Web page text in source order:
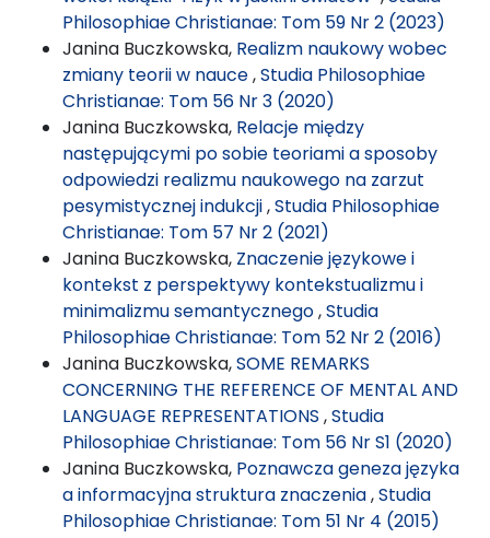
Philosophiae Christianae: Tom 59 Nr 2 (2023)
Janina Buczkowska, Realizm naukowy wobec
zmiany teorii w nauce,Studia Philosophiae
Christianae: Tom 56 Nr 3 (2020)
Janina Buczkowska, Relacje między
następującymi po sobie teoriami a sposoby
odpowiedzi realizmu naukowego na zarzut
pesymistycznej indukcji,Studia Philosophiae
Christianae: Tom 57 Nr 2 (2021)
Janina Buczkowska, Znaczenie językowe i
kontekst z perspektywy kontekstualizmu i
minimalizmu semantycznego,Studia
Philosophiae Christianae: Tom 52 Nr 2 (2016)
Janina Buczkowska,SOME REMARKS
CONCERNING THE REFERENCE OF MENTAL AND
LANGUAGE REPRESENTATIONS ,Studia
Philosophiae Christianae: Tom 56 Nr S1 (2020)
Janina Buczkowska, Poznawcza geneza języka
a informacyjna struktura znaczenia,Studia
Philosophiae Christianae: Tom 51 Nr 4 (2015)